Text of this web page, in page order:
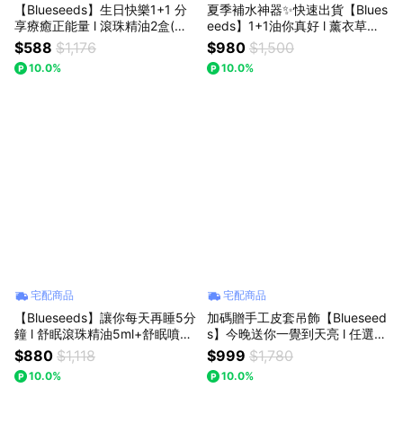
【Blueseeds】生日快樂1+1 分
享療癒正能量 l 滾珠精油2盒(共1
0入滾珠)療癒、放鬆、提神 l 芙
彤園
$588 $1,176
10.0%
夏季補水神器✨快速出貨【Blues
eeds】1+1油你真好 l 薰衣草花
萃精露噴霧 100ml+任選玫瑰天
竺葵(保養組or旅行組) l 芙彤園
$980 $1,500
10.0%
宅配商品
【Blueseeds】讓你每天再睡5分
鐘 l 舒眠滾珠精油5ml+舒眠噴霧
30ml+薰衣草草本精油膏 l 芙彤
園
$880 $1,118
10.0%
宅配商品
加碼贈手工皮套吊飾【Blueseed
s】今晚送你一覺到天亮 l 任選
(薰衣草or舒眠)精油滾珠2ml+滾
珠精油5支2ml+草本萬用精油膏
6g+舒眠精油噴霧30ml l 芙彤園
$999 $1,780
10.0%